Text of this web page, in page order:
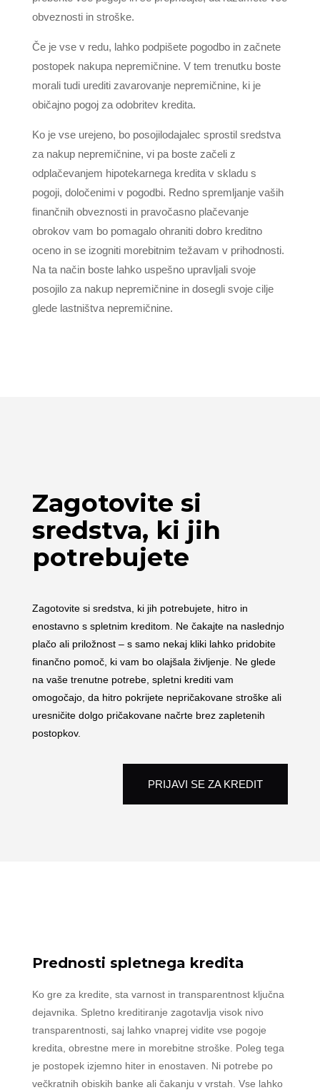
obveznosti in stroške.
Če je vse v redu, lahko podpišete pogodbo in začnete
postopek nakupa nepremičnine. V tem trenutku boste
morali tudi urediti zavarovanje nepremičnine, ki je
običajno pogoj za odobritev kredita.
Ko je vse urejeno, bo posojilodajalec sprostil sredstva
za nakup nepremičnine, vi pa boste začeli z
odplačevanjem hipotekarnega kredita v skladu s
pogoji, določenimi v pogodbi. Redno spremljanje vaših
finančnih obveznosti in pravočasno plačevanje
obrokov vam bo pomagalo ohraniti dobro kreditno
oceno in se izogniti morebitnim težavam v prihodnosti.
Na ta način boste lahko uspešno upravljali svoje
posojilo za nakup nepremičnine in dosegli svoje cilje
glede lastništva nepremičnine.
Zagotovite si
sredstva, ki jih
potrebujete
Zagotovite si sredstva, ki jih potrebujete, hitro in
enostavno s spletnim kreditom. Ne čakajte na naslednjo
plačo ali priložnost – s samo nekaj kliki lahko pridobite
finančno pomoč, ki vam bo olajšala življenje. Ne glede
na vaše trenutne potrebe, spletni krediti vam
omogočajo, da hitro pokrijete nepričakovane stroške ali
uresničite dolgo pričakovane načrte brez zapletenih
postopkov.
PRIJAVI SE ZA KREDIT
Prednosti spletnega kredita
Ko gre za kredite, sta varnost in transparentnost ključna
dejavnika. Spletno kreditiranje zagotavlja visok nivo
transparentnosti, saj lahko vnaprej vidite vse pogoje
kredita, obrestne mere in morebitne stroške. Poleg tega
je postopek izjemno hiter in enostaven. Ni potrebe po
večkratnih obiskih banke ali čakanju v vrstah. Vse lahko